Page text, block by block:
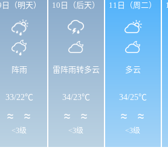
日（明天）
阵雨
33/22℃
<3级
10日（后天）
雷阵雨转多云
34/23℃
<3级
11日（周二）
多云
34/25℃
<3级